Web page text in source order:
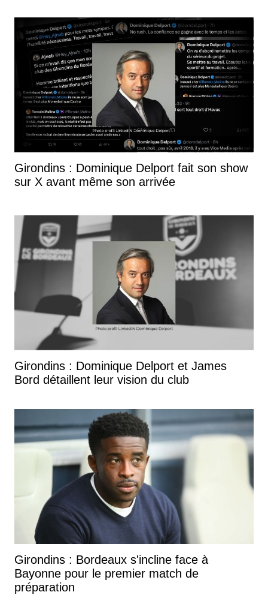
Girondins : Dominique Delport fait son show
sur X avant même son arrivée
Girondins : Dominique Delport et James
Bord détaillent leur vision du club
Girondins : Bordeaux s'incline face à
Bayonne pour le premier match de
préparation